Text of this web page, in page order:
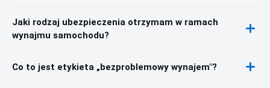
Jaki rodzaj ubezpieczenia otrzymam w ramach
wynajmu samochodu?
Co to jest etykieta „bezproblemowy wynajem"?